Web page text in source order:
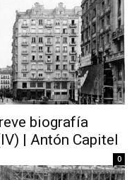
biografía
| Antón Capitel
0